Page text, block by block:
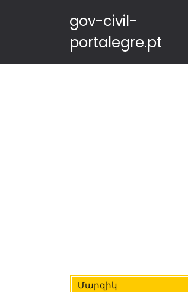
gov-civil-
portalegre.pt
Մարզիկ